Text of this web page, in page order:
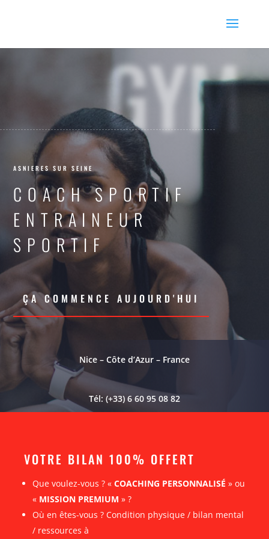
GYM
ASNIERES SUR SEINE
COACH SPORTIF
ENTRAINEUR
SPORTIF
ÇA COMMENCE AUJOURD'HUI
Nice – Côte d’Azur – France
Tél: (+33) 6 60 95 08 82
VOTRE BILAN 100% OFFERT
Que voulez-vous ? « COACHING PERSONNALISÉ » ou
« MISSION PREMIUM » ?
Où en êtes-vous ? Condition physique / bilan mental
/ ressources à